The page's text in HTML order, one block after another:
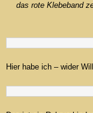
das rote Klebeband
Hier habe ich – wider